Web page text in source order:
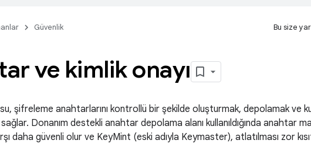
Güvenlik Bu size
ve kimlik onayı
şifreleme anahtarlarını kontrollü bir şekilde oluşturmak, depolamak ve
Donanım destekli anahtar depolama alanı kullanıldığında anahtar
daha güvenli olur ve KeyMint (eski adıyla Keymaster), atlatılması zor